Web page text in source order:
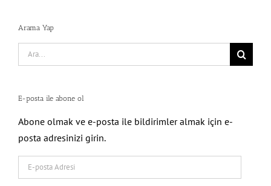
Arama Yap
Search
for:
E-posta ile abone ol
Abone olmak ve e-posta ile bildirimler almak için e-
posta adresinizi girin.
posta